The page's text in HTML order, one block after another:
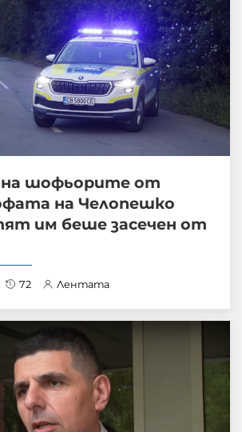
на шофьорите от
на Челопешко
им беше засечен от
72 Лентата